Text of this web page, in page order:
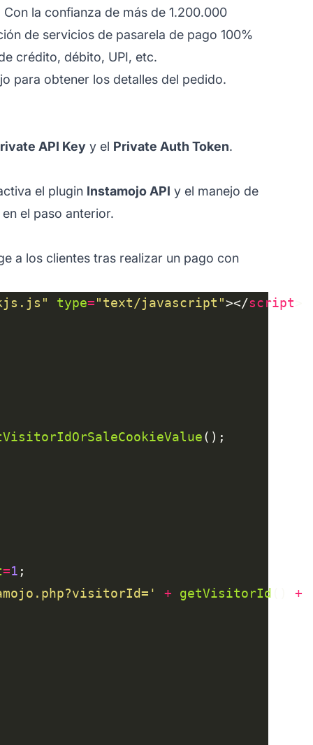
la confianza de más de 1.200.000
de servicios de pasarela de pago 100%
crédito, débito, UPI, etc.
para obtener los detalles del pedido.
API Key y el Private Auth Token.
el plugin Instamojo API y el manejo de
el paso anterior.
a los clientes tras realizar un pago con
type="text/javascript"></script
=1
+ getVisitorId +